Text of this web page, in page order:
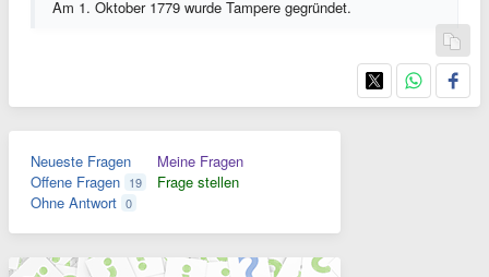
Am 1. Oktober 1779 wurde Tampere gegründet.
Neueste Fragen
Offene Fragen 19
Ohne Antwort 0
Meine Fragen
Frage stellen